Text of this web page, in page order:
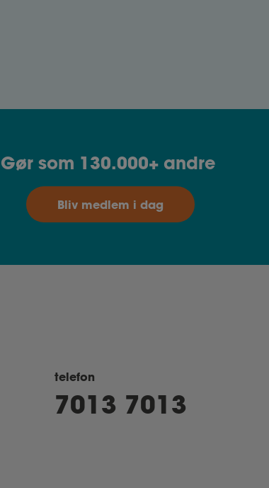
Gør som 130.000+ andre
Bliv medlem i dag
telefon
7013 7013